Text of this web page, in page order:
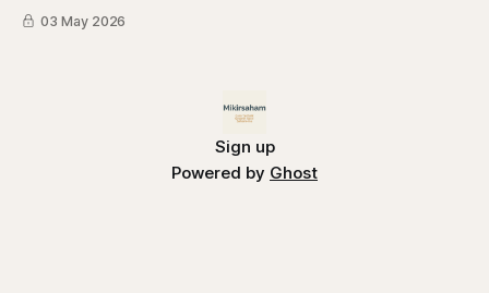
03 May 2026
Sign up
Powered by Ghost